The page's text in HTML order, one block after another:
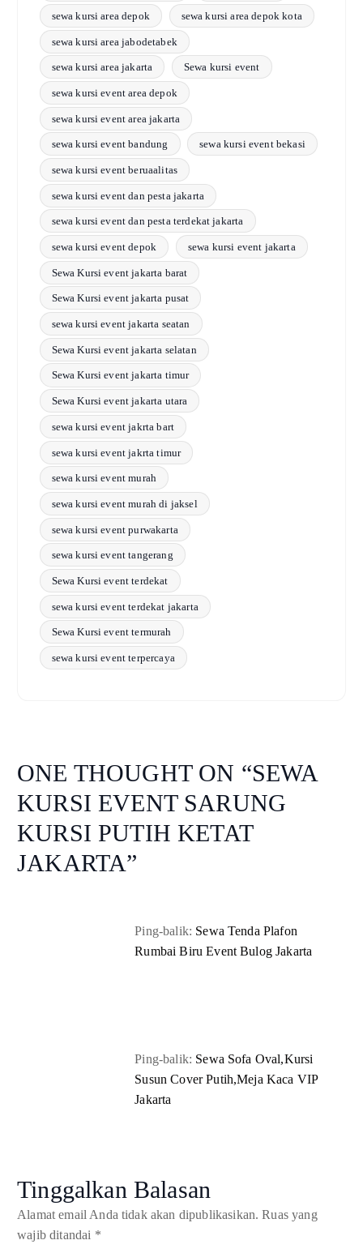
sewa kursi area depok sewa kursi area depok kota
sewa kursi area jabodetabek
sewa kursi area jakarta Sewa kursi event
sewa kursi event area depok
sewa kursi event area jakarta
sewa kursi event bandung sewa kursi event bekasi
sewa kursi event beruaalitas
sewa kursi event dan pesta jakarta
sewa kursi event dan pesta terdekat jakarta
sewa kursi event depok sewa kursi event jakarta
Sewa Kursi event jakarta barat
Sewa Kursi event jakarta pusat
sewa kursi event jakarta seatan
Sewa Kursi event jakarta selatan
Sewa Kursi event jakarta timur
Sewa Kursi event jakarta utara
sewa kursi event jakrta bart
sewa kursi event jakrta timur
sewa kursi event murah
sewa kursi event murah di jaksel
sewa kursi event purwakarta
sewa kursi event tangerang
Sewa Kursi event terdekat
sewa kursi event terdekat jakarta
Sewa Kursi event termurah
sewa kursi event terpercaya
ONE THOUGHT ON “SEWA
KURSI EVENT SARUNG
KURSI PUTIH KETAT
JAKARTA”
Ping-balik: Sewa Tenda Plafon
Rumbai Biru Event Bulog Jakarta
Ping-balik: Sewa Sofa Oval,Kursi
Susun Cover Putih,Meja Kaca VIP
Jakarta
Tinggalkan Balasan
Alamat email Anda tidak akan dipublikasikan. Ruas yang
wajib ditandai *